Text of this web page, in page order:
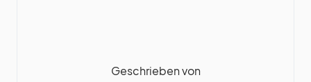
Geschrieben von